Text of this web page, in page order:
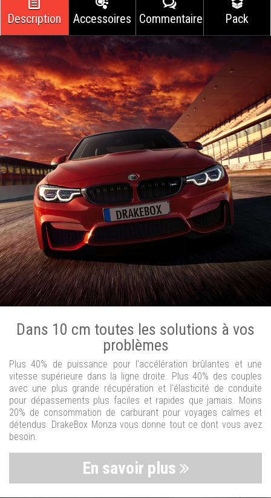
Description Accessoires Commentaires Pack
Dans 10 cm toutes les solutions à vos
problèmes
Plus 40% de puissance pour l'accélération brûlantes et une
vitesse supérieure dans la ligne droite. Plus 40% des couples
avec une plus grande récupération et l'élasticité de conduite
pour dépassements plus faciles et rapides que jamais. Moins
20% de consommation de carburant pour voyages calmes et
détendus. DrakeBox Monza vous donne tout ce dont vous avez
besoin.
En savoir plus